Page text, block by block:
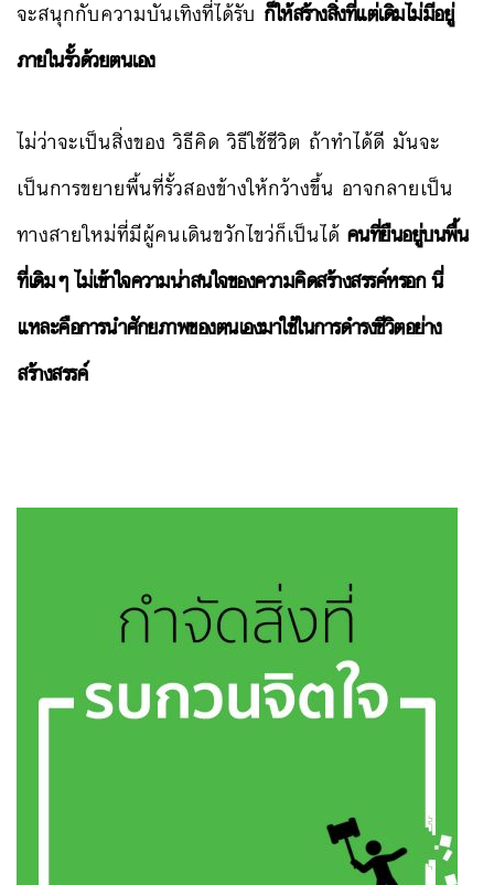
จะสนุกกับความบันเทิงที่ได้รับ ก็ให้สร้างสิ่งที่แต่เดิมไม่มีอยู่
ภายในรั้วด้วยตนเอง
ไม่ว่าจะเป็นสิ่งของ วิธีคิด วิธีใช้ชีวิต ถ้าทำได้ดี มันจะ
เป็นการขยายพื้นที่รั้วสองข้างให้กว้างขึ้น อาจกลายเป็น
ทางสายใหม่ที่มีผู้คนเดินขวักไขว่ก็เป็นได้ คนที่ยืนอยู่บนพื้น
ที่เดิมๆ ไม่เข้าใจความน่าสนใจของความคิดสร้างสรรค์หรอก นี่
แหละคือการนำศักยภาพของตนเองมาใช้ในการดำรงชีวิตอย่าง
สร้างสรรค์